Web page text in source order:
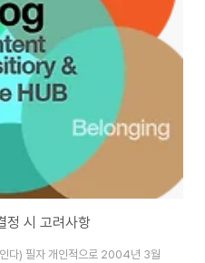
정 시 고려사항
다) 필자 개인적으로 2004년 3월